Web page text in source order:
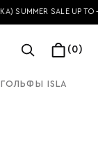
SUMMER SALE UP TO
(0)
ГОЛЬФЫ ISLA